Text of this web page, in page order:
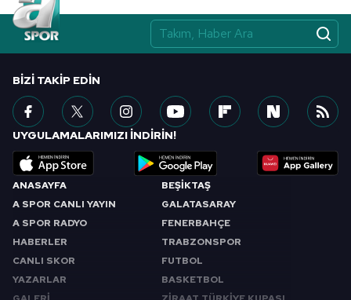
ANASAYFA
A SPOR CANLI YAYIN
A SPOR RADYO
HABERLER
CANLI SKOR
YAZARLAR
BEŞİKTAŞ
GALATASARAY
FENERBAHÇE
TRABZONSPOR
FUTBOL
BASKETBOL
BIZI TAKIP EDIN
UYGULAMALARIMIZI İNDİRİN!